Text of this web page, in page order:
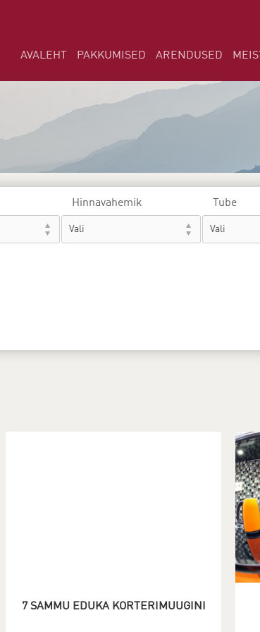
AVALEHT PAKKUMISED ARENDUSED MEIST
Hinnavahemik Tube
7 SAMMU EDUKA KORTERIMÜÜGINI